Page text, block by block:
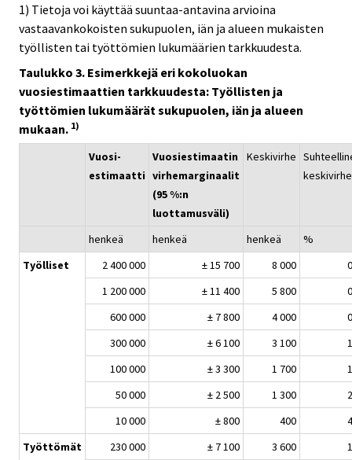
1) Tietoja voi käyttää suuntaa-antavina arvioina
vastaavankokoisten sukupuolen, iän ja alueen mukaisten
työllisten tai työttömien lukumäärien tarkkuudesta.
Taulukko 3. Esimerkkejä eri kokoluokan
vuosiestimaattien tarkkuudesta: Työllisten ja
työttömien lukumäärät sukupuolen, iän ja alueen
mukaan. 1)
Vuosi-
estimaatti
Vuosiestimaatin
virhemarginaalit
(95 %:n
luottamusväli)
Keskivirhe
keskivirhe
henkeä henkeä henkeä
%
Työlliset
2 400 000 ± 15 700 8 000
1 200 000
± 11 400 5 800
600 000
± 7 800 4 000
300 000
± 6 100 3 100
100 000
± 3 300 1 700
50 000
± 2 500 1 300
10 000
± 800 400
Työttömät
230 000 ± 7 100 3 600